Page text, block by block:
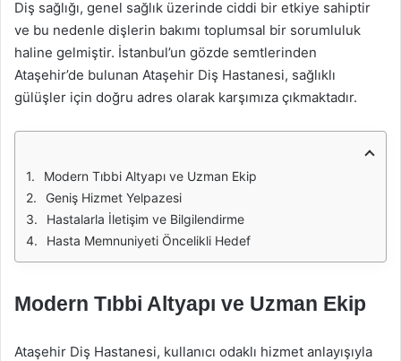
Diş sağlığı, genel sağlık üzerinde ciddi bir etkiye sahiptir
ve bu nedenle dişlerin bakımı toplumsal bir sorumluluk
haline gelmiştir. İstanbul’un gözde semtlerinden
Ataşehir’de bulunan Ataşehir Diş Hastanesi, sağlıklı
gülüşler için doğru adres olarak karşımıza çıkmaktadır.
Modern Tıbbi Altyapı ve Uzman Ekip
Geniş Hizmet Yelpazesi
Hastalarla İletişim ve Bilgilendirme
Hasta Memnuniyeti Öncelikli Hedef
Modern Tıbbi Altyapı ve Uzman Ekip
Ataşehir Diş Hastanesi, kullanıcı odaklı hizmet anlayışıyla